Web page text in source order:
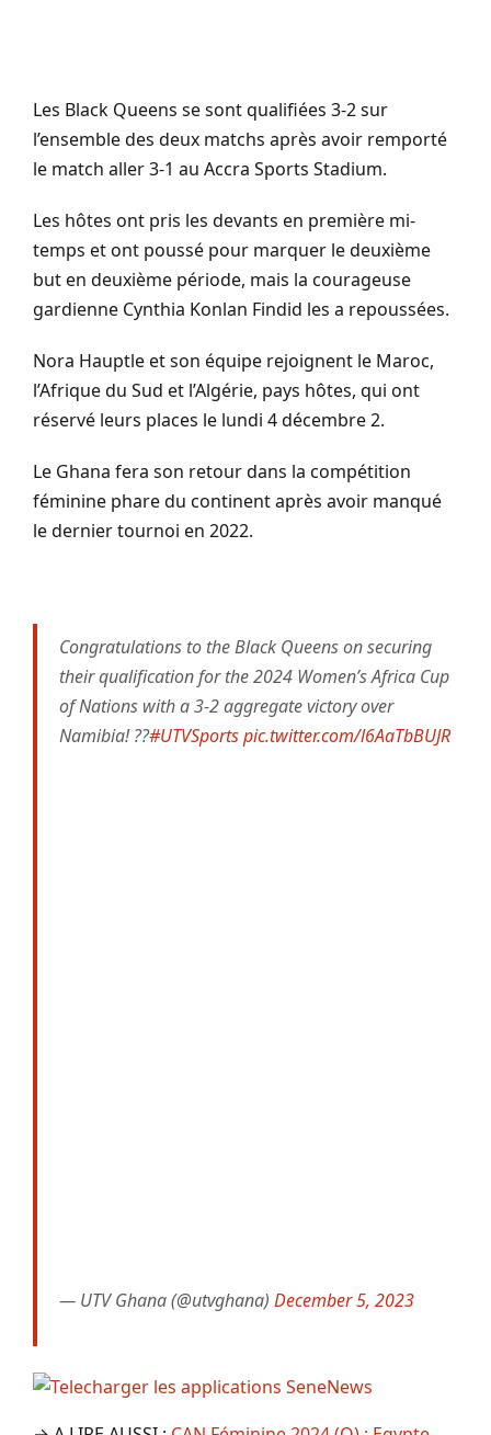
Les Black Queens se sont qualifiées 3-2 sur
l’ensemble des deux matchs après avoir remporté
le match aller 3-1 au Accra Sports Stadium.
Les hôtes ont pris les devants en première mi-
temps et ont poussé pour marquer le deuxième
but en deuxième période, mais la courageuse
gardienne Cynthia Konlan Findid les a repoussées.
Nora Hauptle et son équipe rejoignent le Maroc,
l’Afrique du Sud et l’Algérie, pays hôtes, qui ont
réservé leurs places le lundi 4 décembre 2.
Le Ghana fera son retour dans la compétition
féminine phare du continent après avoir manqué
le dernier tournoi en 2022.
Congratulations to the Black Queens on securing
their qualification for the 2024 Women’s Africa Cup
of Nations with a 3-2 aggregate victory over
Namibia! ??#UTVSportspic.twitter.com/l6AaTbBUJR
— UTV Ghana (@utvghana) December 5, 2023